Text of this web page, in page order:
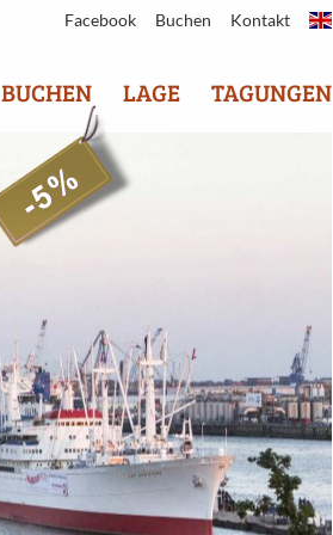
Facebook Buchen Kontakt
BUCHEN LAGE TAGUNGEN